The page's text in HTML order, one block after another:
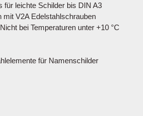
für leichte Schilder bis DIN A3
mit V2A Edelstahlschrauben
bei Temperaturen unter +10 °C
für Namenschilder